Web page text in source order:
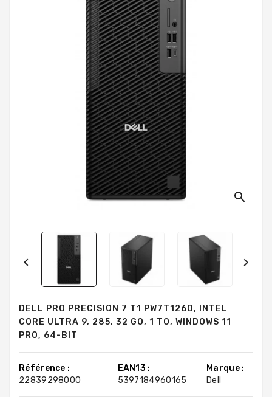
search
 
DELL PRO PRECISION 7 T1 PW7T1260, INTEL
CORE ULTRA 9, 285, 32 GO, 1 TO, WINDOWS 11
PRO, 64-BIT
Référence :
22839298000
EAN13 :
5397184960165
Marque :
Dell